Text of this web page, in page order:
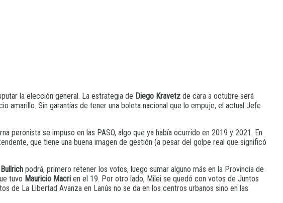
la elección general. La estrategia de Diego Kravetz de cara a octubre será
amarillo. Sin garantías de tener una boleta nacional que lo empuje, el actual Jefe
peronista se impuso en las PASO, algo que ya había ocurrido en 2019 y 2021. En
que tiene una buena imagen de gestión (a pesar del golpe real que significó
podrá, primero retener los votos, luego sumar alguno más en la Provincia de
tuvo Mauricio Macri en el 19. Por otro lado, Milei se quedó con votos de Juntos
de La Libertad Avanza en Lanús no se da en los centros urbanos sino en las